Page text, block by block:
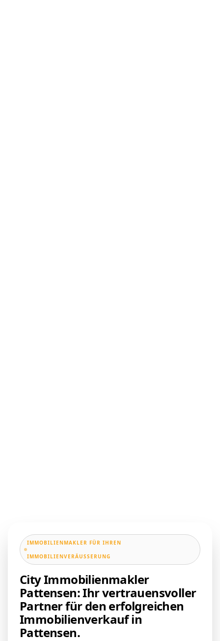
IMMOBILIENMAKLER FÜR IHREN
IMMOBILIENVERÄUSSERUNG
City Immobilienmakler
Pattensen: Ihr vertrauensvoller
Partner für den erfolgreichen
Immobilienverkauf in
Pattensen.